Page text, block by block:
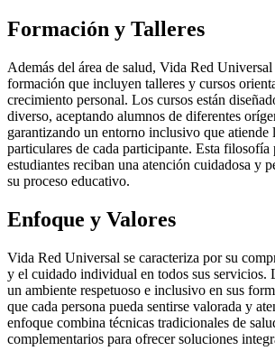
Formación y Talleres
Además del área de salud, Vida Red
formación que incluyen talleres y cursos
crecimiento personal. Los cursos están
diverso, aceptando alumnos de diferentes
garantizando un entorno inclusivo que atiende
particulares de cada participante. Esta filosofía
estudiantes reciban una atención cuidadosa y
su proceso educativo.
Enfoque y Valores
Vida Red Universal se caracteriza por su
y el cuidado individual en todos sus servicios.
un ambiente respetuoso e inclusivo en sus
que cada persona pueda sentirse valorada y
enfoque combina técnicas tradicionales de
complementarios para ofrecer soluciones